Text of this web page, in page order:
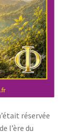
réservée
l’ère du